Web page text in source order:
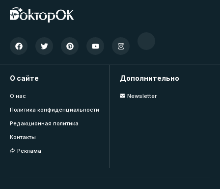
О сайте
О нас
Политика конфиденциальности
Редакционная политика
Контакты
Реклама
Дополнительно
Newsletter